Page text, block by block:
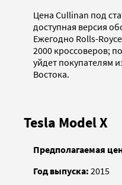
Цена Cullinan под
доступная версия
Ежегодно Rolls-
2000 кроссоверов;
уйдет покупателям
Востока.
Tesla Model X
Предполагаемая
Год выпуска: 2015